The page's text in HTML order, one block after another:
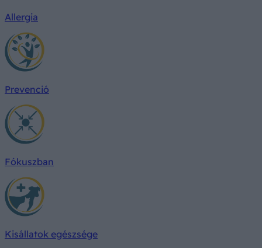
Allergia
Prevenció
Fókuszban
Kisállatok egészsége